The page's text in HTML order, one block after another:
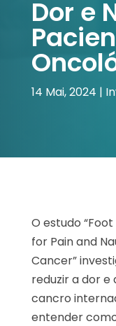
Dor e
14 Mai, 2024 |
O estudo
for Pain and
Cancer”
reduzir a dor
cancro
entender